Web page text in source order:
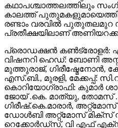
കഥാപശ്ചാത്തലത്തിലും
കാലത്ത്
രണ്ടാം വരവില്‍ പുതുതലമുറ
പ്രതീക്ഷയിലാണ്
പ്രൊഡക്ഷൻ കൺട്രോളർ:
വിഷനറി ഹെഡ്: ബോണി
മുത്തുരാജ്, ഗിരീഷ്മേനോൻ,
എസ്.ബി., മുരളി, മേക്കപ്പ്:
കൊറിയോഗ്രാഫി: കുമാർ
ജോയ് .കെ. മാത്യു, തോമസ്
ഗിരീഷ്.കെ.മാരാർ,
ഡോൾബി അറ്റ്മോസ് മിക്സ്‌
റെക്കോർഡ്സ്, വി എഫ്